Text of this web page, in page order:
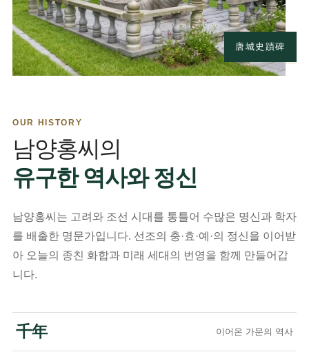
唐城史蹟碑
OUR HISTORY
남양홍씨의
유구한 역사와 정신
남양홍씨는 고려와 조선 시대를 통틀어 수많은 명신과 학자
를 배출한 명문가입니다. 선조의 충·효·예·의 정신을 이어받
아 오늘의 종친 화합과 미래 세대의 번영을 함께 만들어갑
니다.
千年 이어온 가문의 역사